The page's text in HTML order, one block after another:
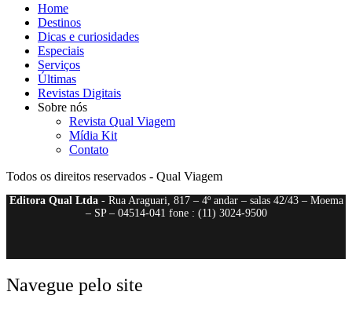
Home
Destinos
Dicas e curiosidades
Especiais
Serviços
Últimas
Revistas Digitais
Sobre nós
Revista Qual Viagem
Mídia Kit
Contato
Todos os direitos reservados - Qual Viagem
Editora Qual Ltda- Rua Araguari, 817 – 4º andar – salas 42/43 – Moema
– SP – 04514-041 fone : (11) 3024-9500
Navegue pelo site